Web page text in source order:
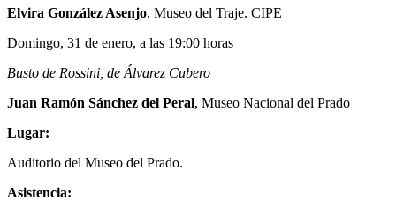
Elvira González Asenjo, Museo del Traje. CIPE
Domingo, 31 de enero, a las 19:00 horas
Busto de Rossini, de Álvarez Cubero
Juan Ramón Sánchez del Peral, Museo Nacional del Prado
Lugar:
Auditorio del Museo del Prado.
Asistencia: